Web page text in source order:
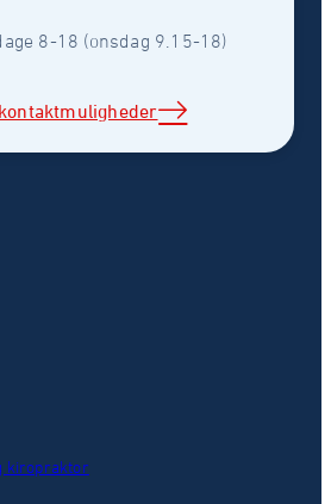
8-18 (onsdag 9.15-18)
kiropraktor